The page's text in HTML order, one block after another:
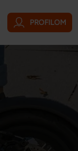
PROFILOM